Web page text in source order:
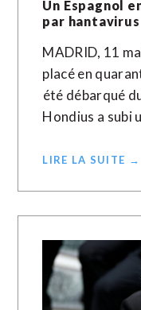
Un Espagnol
par hantavirus
MADRID, 11
placé en
⁠été débarqué
Hondius a ​subi
LIRE LA SUITE →